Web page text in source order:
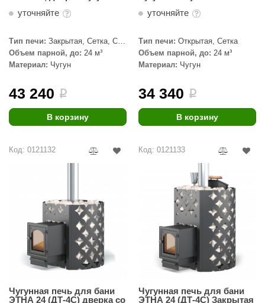
SAUNA
уточняйте
Тип печи: Закрытая, Сетка, С
паровой пушкой
Объем парной, до: 24 м³
Материал: Чугун
43 240 i
В корзину
уточняйте
Тип печи: Открытая, Сетка
Объем парной, до: 24 м³
Материал: Чугун
34 340 i
В корзину
Код: 0121132
Чугунная печь для бани
ЭТНА 24 (ДТ-4С) дверка со
Код: 0121133
Чугунная печь для бани
ЭТНА 24 (ДТ-4С) Закрытая